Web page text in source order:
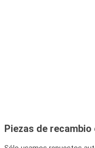
Piezas de